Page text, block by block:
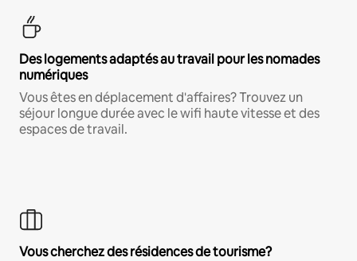
Des logements adaptés au travail pour les nomades
numériques
Vous êtes en déplacement d'affaires? Trouvez un
séjour longue durée avec le wifi haute vitesse et des
espaces de travail.
Vous cherchez des résidences de tourisme?